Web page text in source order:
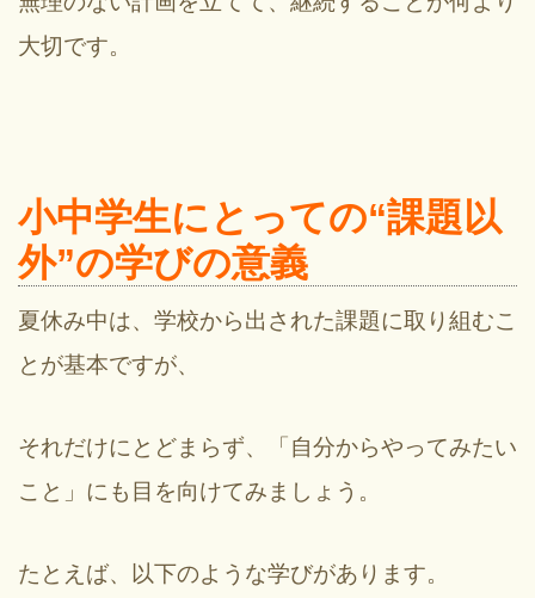
大切です。
小中学生にとっての“課題以
外”の学びの意義
夏休み中は、学校から出された課題に取り組むこ
とが基本ですが、
それだけにとどまらず、「自分からやってみたい
こと」にも目を向けてみましょう。
たとえば、以下のような学びがあります。